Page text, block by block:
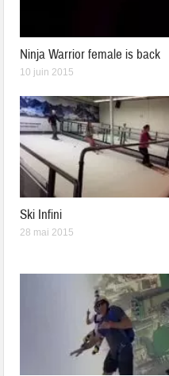
Ninja Warrior female is back
10 juin 2015
Ski Infini
28 mai 2015